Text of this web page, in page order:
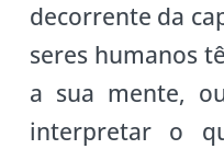
decorrente da
seres humanos
a sua mente,
interpretar o